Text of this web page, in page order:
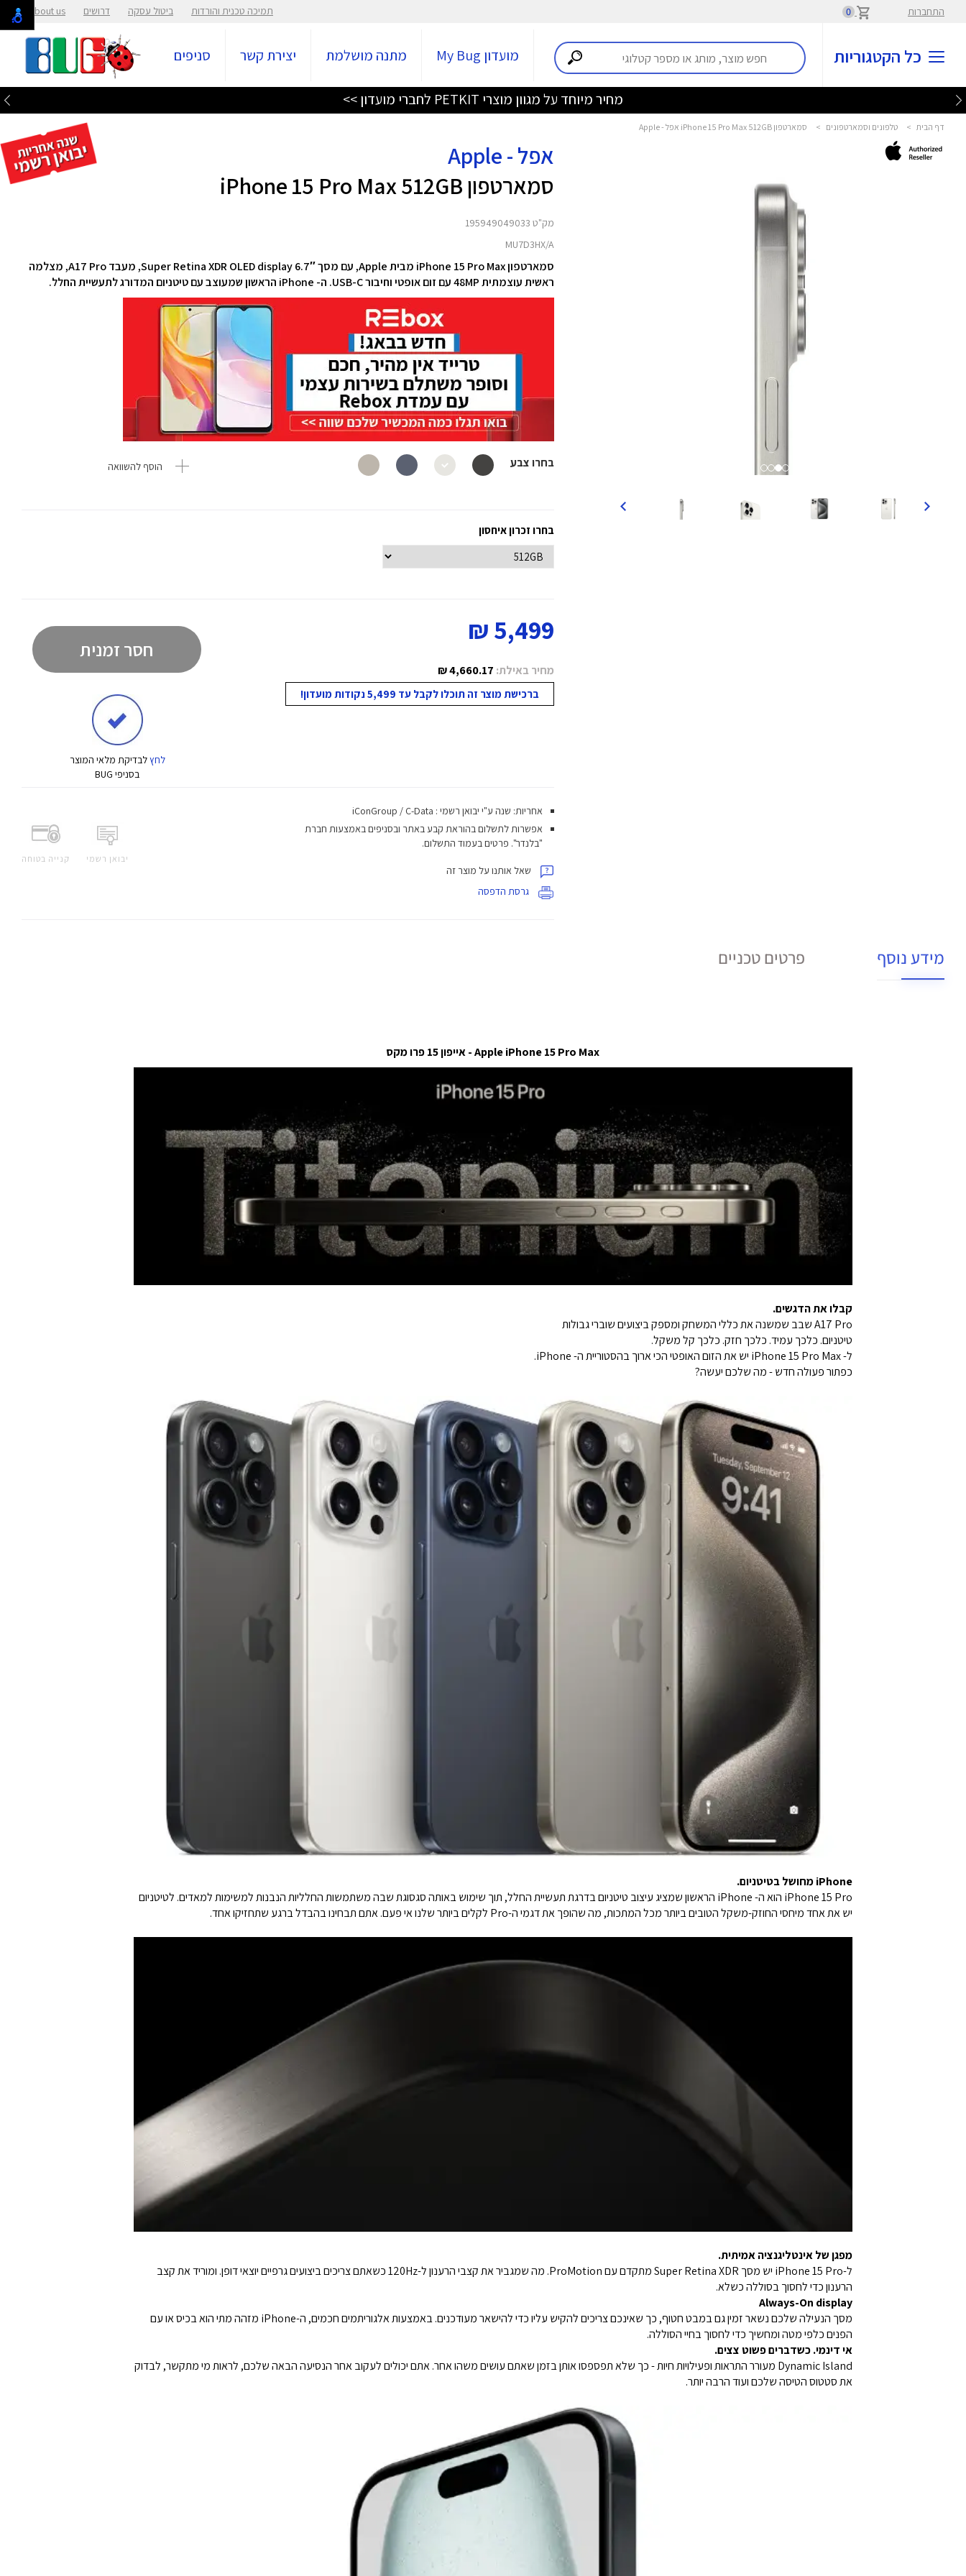
התחברות 0 תמיכה טכנית והורדות ביטול עסקה דרושים About us
כל הקטגוריות מועדון My Bug מתנה מושלמת יצירת קשר סניפים
מחיר מיוחד על מגוון מוצרי PETKIT לחברי מועדון >>
דף הבית > טלפונים וסמארטפונים > סמארטפון iPhone 15 Pro Max 512GB אפל - Apple
אפל - Apple
סמארטפון iPhone 15 Pro Max 512GB
מק"ט 195949049033
MU7D3HX/A
סמארטפון iPhone 15 Pro Max מבית Apple, עם מסך 6.7″ Super Retina XDR OLED display, מעבד A17 Pro, מצלמה
ראשית עוצמתית 48MP עם זום אופטי וחיבור USB-C. ה- iPhone הראשון שמעוצב עם טיטניום המדורג לתעשיית החלל.
בחרו צבע הוסף להשוואה
בחרו זכרון איחסון
5,499 ₪
מחיר באילת: 4,660.17 ₪
ברכישת מוצר זה תוכלו לקבל עד 5,499 נקודות מועדון!
חסר זמנית
לחץלבדיקת מלאי המוצר
בסניפי BUG
יבואן רשמי קנייה בטוחה
אחריות: שנה ע"י יבואן רשמי : iConGroup / C-Data
אפשרות לתשלום בהוראת קבע באתר ובסניפים באמצעות חברת
"בלנדר". פרטים בעמוד התשלום.
שאל אותנו על מוצר זה
גרסת הדפסה
מידע נוסף פרטים טכניים
Apple iPhone 15 Pro Max - אייפון 15 פרו מקס
קבלו את הדגשים.
A17 Pro שבב שמשנה את כללי המשחק ומספק ביצועים שוברי גבולות
טיטניום. כלכך עמיד. כלכך חזק. כלכך קל משקל.
ל- iPhone 15 Pro Max יש את הזום האופטי הכי ארוך בהסטוריית ה- iPhone.
כפתור פעולה חדש - מה שלכם יעשה?
iPhone מחושל בטיטניום.
iPhone 15 Pro הוא ה- iPhone הראשון שמציג עיצוב טיטניום בדרגת תעשיית החלל, תוך שימוש באותה סגסוגת שבה משתמשות החלליות הנבנות למשימות למאדים. לטיטניום
יש את אחד מיחסי החוזק-משקל הטובים ביותר מכל המתכות, מה שהופך את דגמי ה-Pro לקלים ביותר שלנו אי פעם. אתם תבחינו בהבדל ברגע שתחזיקו אחד.
מפגן של אינטליגנציה אמיתית.
ל-iPhone 15 Pro יש מסך Super Retina XDR מתקדם עם ProMotion. מה שמגביר את קצבי הרענון ל-120Hz כשאתם צריכים ביצועים גרפיים יוצאי דופן. ומוריד את קצב
הרענון כדי לחסוך בסוללה כשלא.
Always-On display
מסך הנעילה שלכם נשאר זמין גם במבט חטוף, כך שאינכם צריכים להקיש עליו כדי להישאר מעודכנים. באמצעות אלגוריתמים חכמים, ה-iPhone מזהה מתי הוא בכיס או עם
הפנים כלפי מטה ומחשיך כדי לחסוך בחיי הסוללה.
אי דינמי. כשדברים פשוט צצים.
Dynamic Island מעורר התראות ופעילויות חיות - כך שלא תפספסו אותן בזמן שאתם עושים משהו אחר. אתם יכולים לעקוב אחר הנסיעה הבאה שלכם, לראות מי מתקשר, לבדוק
את סטטוס הטיסה שלכם ועוד הרבה יותר.